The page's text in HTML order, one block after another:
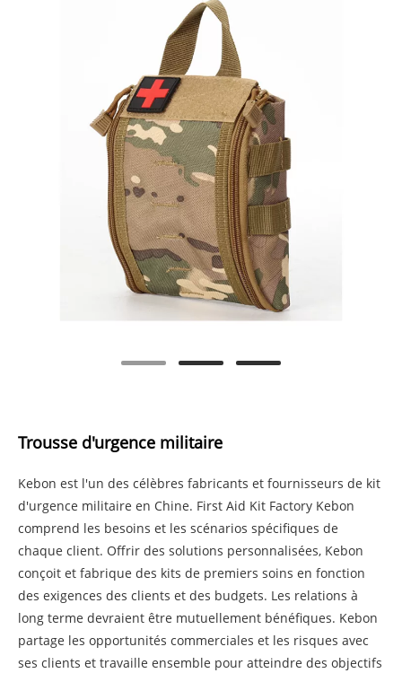
Trousse d'urgence militaire
Kebon est l'un des célèbres fabricants et fournisseurs de kit
d'urgence militaire en Chine. First Aid Kit Factory Kebon
comprend les besoins et les scénarios spécifiques de
chaque client. Offrir des solutions personnalisées, Kebon
conçoit et fabrique des kits de premiers soins en fonction
des exigences des clients et des budgets. Les relations à
long terme devraient être mutuellement bénéfiques. Kebon
partage les opportunités commerciales et les risques avec
ses clients et travaille ensemble pour atteindre des objectifs